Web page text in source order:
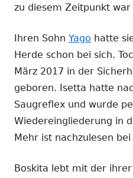
zu diesem Zeitpunkt
Ihren Sohn Yago hatte
Herde schon bei sich.
März 2017 in der
geboren. Isetta hatte
Saugreflex und wurde
Wiedereingliederung in
Mehr ist nachzulesen bei
Boskita lebt mit der